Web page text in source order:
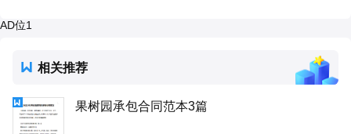
AD位1
相关推荐
果树园承包合同范本3篇